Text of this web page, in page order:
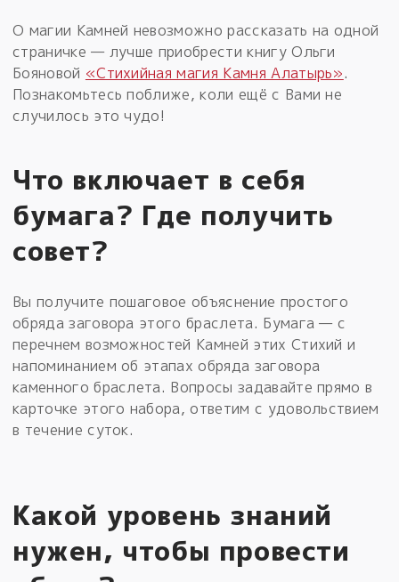
О магии Камней невозможно рассказать на одной
страничке — лучше приобрести книгу Ольги
Бояновой «Стихийная магия Камня Алатырь».
Познакомьтесь поближе, коли ещё с Вами не
случилось это чудо!
Что включает в себя
бумага? Где получить
совет?
Вы получите пошаговое объяснение простого
обряда заговора этого браслета. Бумага — с
перечнем возможностей Камней этих Стихий и
напоминанием об этапах обряда заговора
каменного браслета. Вопросы задавайте прямо в
карточке этого набора, ответим с удовольствием
в течение суток.
Какой уровень знаний
нужен, чтобы провести